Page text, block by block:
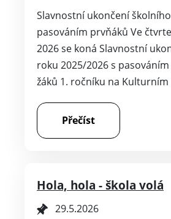
Slavnostní ukončení
pasováním prvňáků Ve
2026 se koná Slavnostní
roku 2025/2026 s
žáků 1. ročníku na
Přečíst
Hola, hola - škola volá
29.5.2026